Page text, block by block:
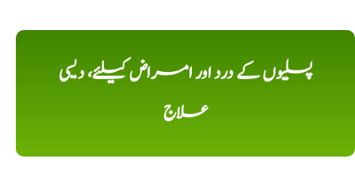
پسلیوں کے درد اور امراض کیلئے، دیسی
علاج